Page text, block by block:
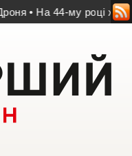
На 44-му році життя